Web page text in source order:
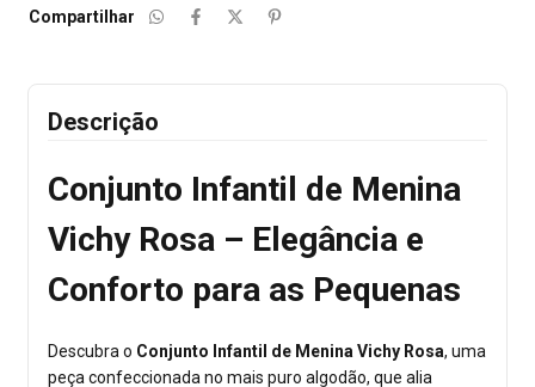
Compartilhar
Descrição
Conjunto Infantil de Menina
Vichy Rosa – Elegância e
Conforto para as Pequenas
Descubra o Conjunto Infantil de Menina Vichy Rosa, uma
peça confeccionada no mais puro algodão, que alia